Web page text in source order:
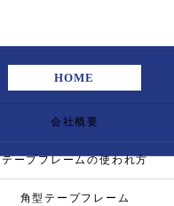
HOME
会社概要
テープフレームの使われ方
角型テープフレーム